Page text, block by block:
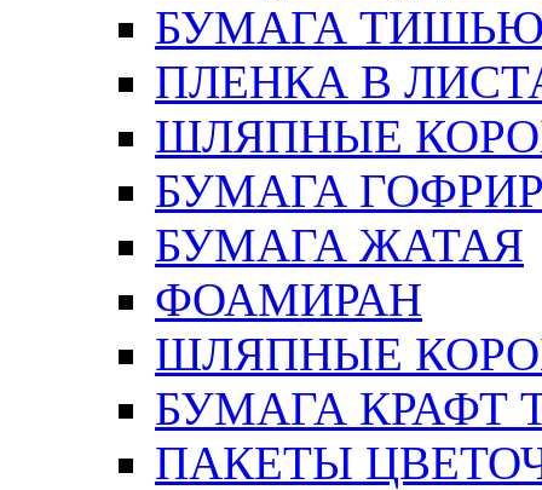
БУМАГА
ПЛЕНКА В
ШЛЯПНЫЕ
БУМАГА
БУМАГА ЖАТАЯ
ФОАМИРАН
ШЛЯПНЫЕ
БУМАГА КРАФТ
ПАКЕТЫ